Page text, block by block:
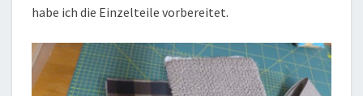
habe ich die Einzelteile vorbereitet.